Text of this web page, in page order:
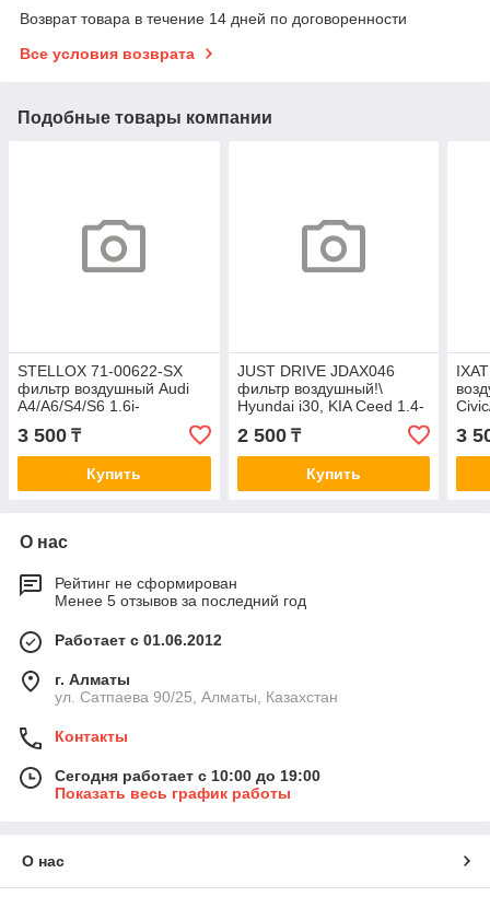
Возврат товара в течение 14 дней по договоренности
Все условия возврата
Подобные товары компании
STELLOX 71-00622-SX
фильтр воздушный Audi
A4/A6/S4/S6 1.6i-
4.2/1.9TDi 94>, VW Passat
1.6-2.0TDi 96> A0084
3 500 ₸
Купить
JUST DRIVE JDAX046
фильтр воздушный!\
Hyundai i30, KIA Ceed 1.4-
2 500₸
Купить
3
О нас
Рейтинг не сформирован
Менее 5 отзывов за последний год
Работает с 01.06.2012
г. Алматы
ул. Сатпаева 90/25, Алматы, Казахстан
Контакты
Сегодня работает с 10:00 до 19:00
Показать весь график работы
О нас